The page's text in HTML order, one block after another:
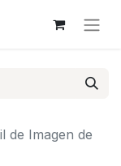
de Imagen de